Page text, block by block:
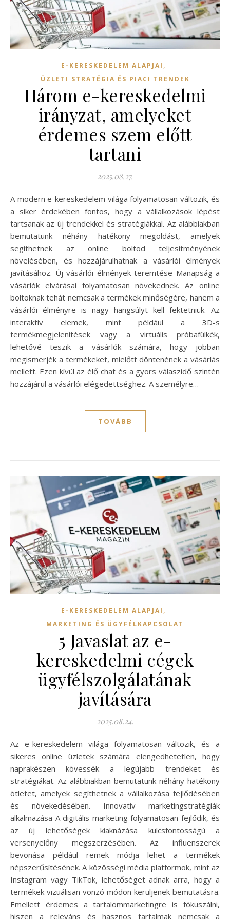
E-KERESKEDELEM ALAPJAI ,
ÜZLETI STRATÉGIA ÉS PIACI TRENDEK
Három e-kereskedelmi
irányzat, amelyeket
érdemes szem előtt
tartani
2025.08.27.
A modern e-kereskedelem világa folyamatosan változik, és
a siker érdekében fontos, hogy a vállalkozások lépést
tartsanak az új trendekkel és stratégiákkal. Az alábbiakban
bemutatunk néhány hatékony megoldást, amelyek
segíthetnek az online boltod teljesítményének
növelésében, és hozzájárulhatnak a vásárlói élmények
javításához. Új vásárlói élmények teremtése Manapság a
vásárlók elvárásai folyamatosan növekednek. Az online
boltoknak tehát nemcsak a termékek minőségére, hanem a
vásárlói élményre is nagy hangsúlyt kell fektetniük. Az
interaktív elemek, mint például a 3D-s
termékmegjelenítések vagy a virtuális próbafülkék,
lehetővé teszik a vásárlók számára, hogy jobban
megismerjék a termékeket, mielőtt döntenének a vásárlás
mellett. Ezen kívül az élő chat és a gyors válaszidő szintén
hozzájárul a vásárlói elégedettséghez. A személyre…
TOVÁBB
E-KERESKEDELEM ALAPJAI ,
MARKETING ÉS ÜGYFÉLKAPCSOLAT
5 Javaslat az e-
kereskedelmi cégek
ügyfélszolgálatának
javítására
2025.08.24.
Az e-kereskedelem világa folyamatosan változik, és a
sikeres online üzletek számára elengedhetetlen, hogy
naprakészen kövessék a legújabb trendeket és
stratégiákat. Az alábbiakban bemutatunk néhány hatékony
ötletet, amelyek segíthetnek a vállalkozása fejlődésében
és növekedésében. Innovatív marketingstratégiák
alkalmazása A digitális marketing folyamatosan fejlődik, és
az új lehetőségek kiaknázása kulcsfontosságú a
versenyelőny megszerzésében. Az influenszerek
bevonása például remek módja lehet a termékek
népszerűsítésének. A közösségi média platformok, mint az
Instagram vagy TikTok, lehetőséget adnak arra, hogy a
termékek vizuálisan vonzó módon kerüljenek bemutatásra.
Emellett érdemes a tartalommarketingre is fókuszálni,
hiszen a releváns és hasznos tartalmak nemcsak a